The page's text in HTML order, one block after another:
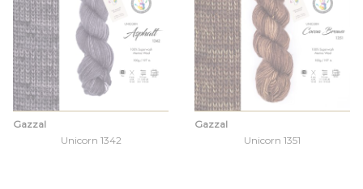
Gazzal
Unicorn 1342
Gazzal
Unicorn 1351